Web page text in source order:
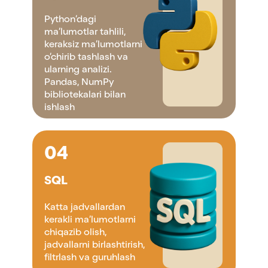
Katta jadvallardan kerakli
ma’lumotlarni chiqazib olish,
SQL
04
Python’dagi
ma’lumotlar tahlili,
keraksiz ma’lumotlarni
o’chirib tashlash va
ularning analizi.
Pandas, NumPy
bibliotekalari bilan
ishlash
04
SQL
Katta jadvallardan
kerakli ma’lumotlarni
chiqazib olish,
jadvallarni birlashtirish,
filtrlash va guruhlash